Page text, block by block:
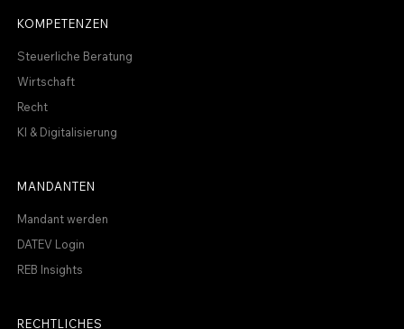
KOMPETENZEN
Steuerliche Beratung
Wirtschaft
Recht
KI & Digitalisierung
MANDANTEN
Mandant werden
DATEV Login
REB Insights
RECHTLICHES